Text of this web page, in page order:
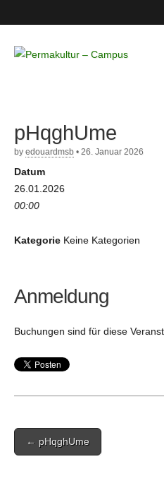
– Campus
pHqghUme
by edouardmsb • 26. Januar 2026
Datum
26.01.2026
00:00
Kategorie Keine Kategorien
Anmeldung
Buchungen sind für diese
Post
navigation
← pHqghUme